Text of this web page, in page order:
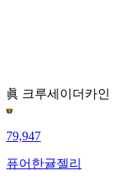
眞 크루세이더 카인
79,947
퓨어한귤젤리